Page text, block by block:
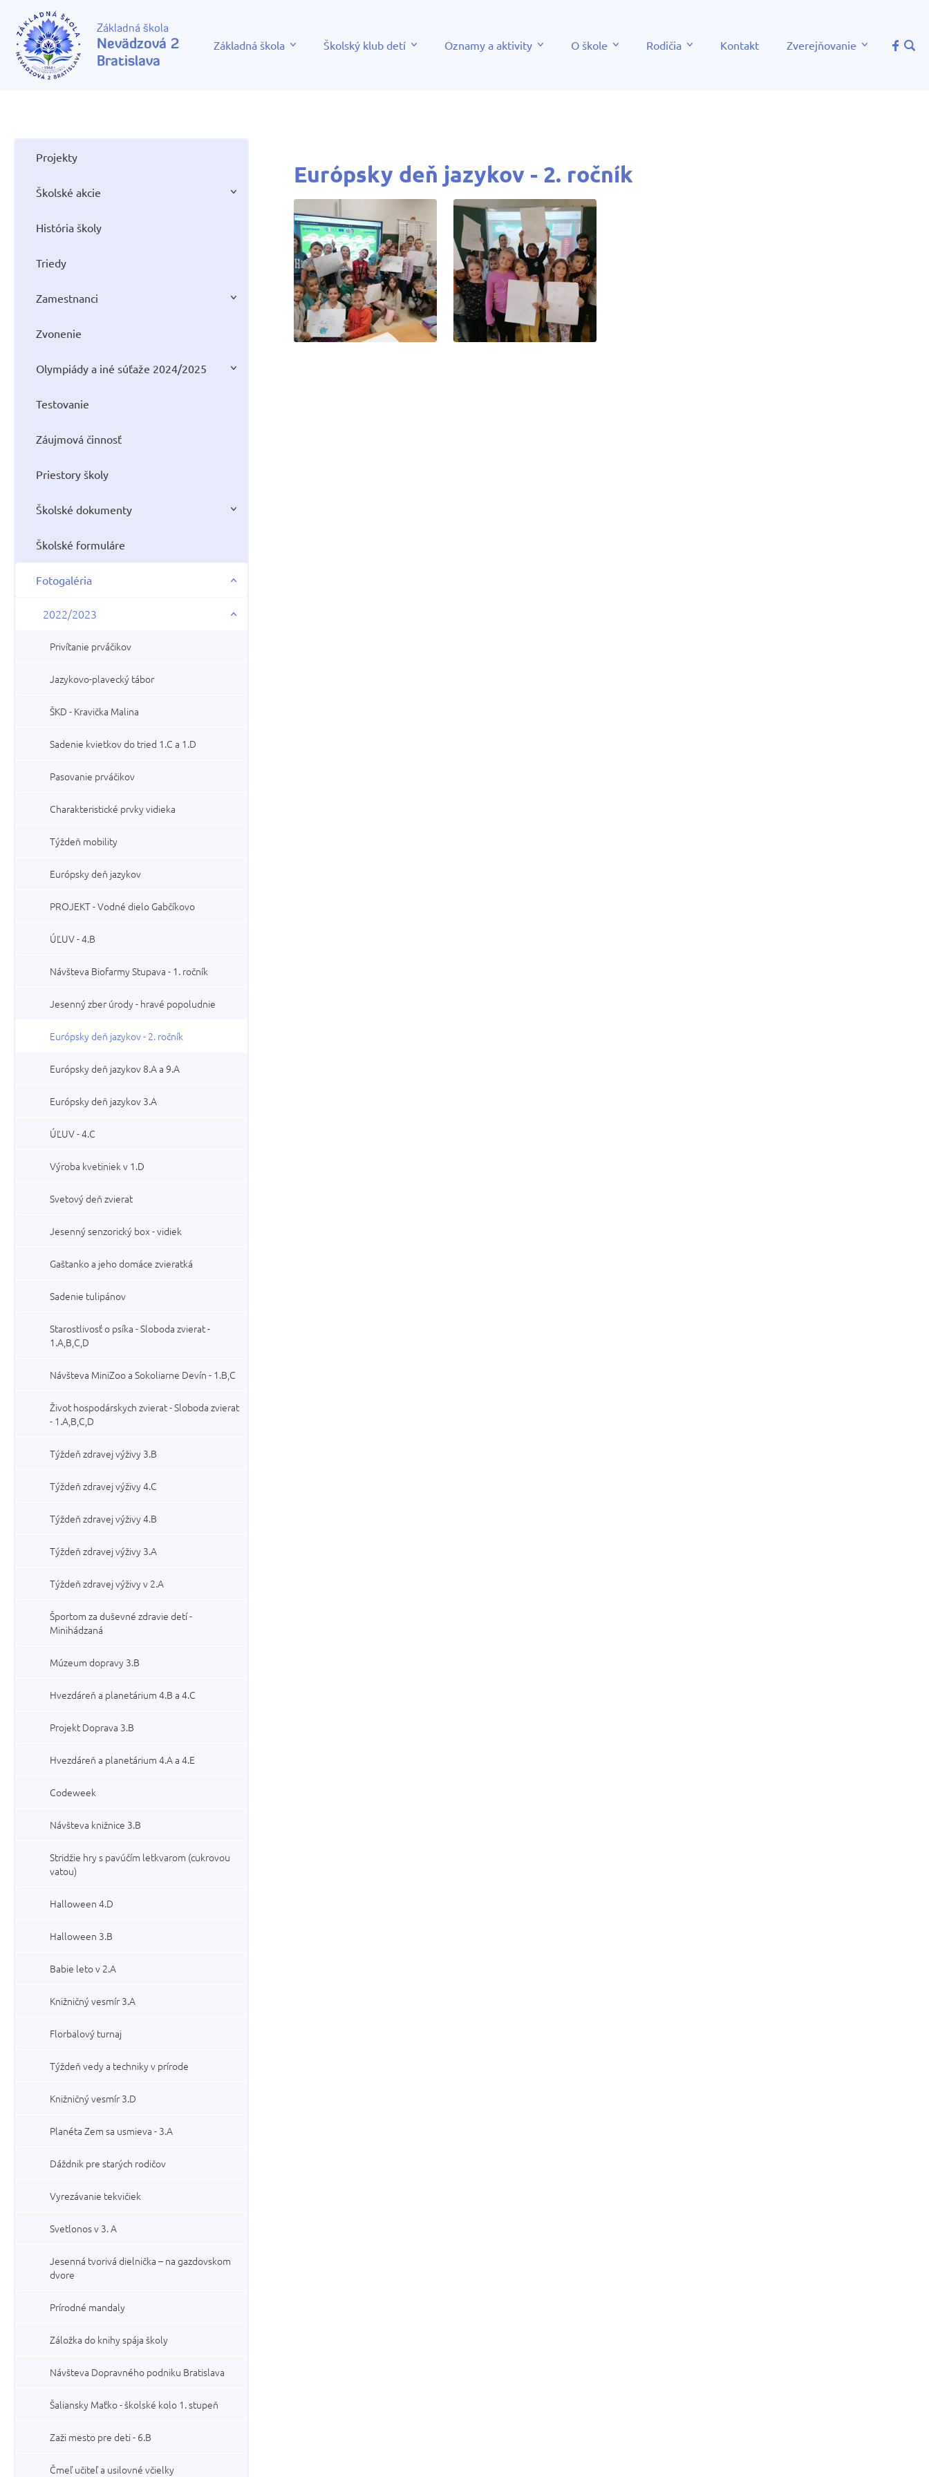
Základná škola
Nevädzová 2
Bratislava
Základná škola Školský klub detí Oznamy a aktivity O škole Rodičia Kontakt Zverejňovanie
Európsky deň jazykov - 2. ročník
Projekty
Školské akcie
História školy
Triedy
Zamestnanci
Zvonenie
Olympiády a iné súťaže 2024/2025
Testovanie
Záujmová činnosť
Priestory školy
Školské dokumenty
Školské formuláre
Fotogaléria
2022/2023
Privítanie prváčikov
Jazykovo-plavecký tábor
ŠKD - Kravička Malina
Sadenie kvietkov do tried 1.C a 1.D
Pasovanie prváčikov
Charakteristické prvky vidieka
Týždeň mobility
Európsky deň jazykov
PROJEKT - Vodné dielo Gabčíkovo
ÚĽUV - 4.B
Návšteva Biofarmy Stupava - 1. ročník
Jesenný zber úrody - hravé popoludnie
Európsky deň jazykov - 2. ročník
Európsky deň jazykov 8.A a 9.A
Európsky deň jazykov 3.A
ÚĽUV - 4.C
Výroba kvetiniek v 1.D
Svetový deň zvierat
Jesenný senzorický box - vidiek
Gaštanko a jeho domáce zvieratká
Sadenie tulipánov
Starostlivosť o psíka - Sloboda zvierat -
1.A,B,C,D
Návšteva MiniZoo a Sokoliarne Devín - 1.B,C
Život hospodárskych zvierat - Sloboda zvierat
- 1.A,B,C,D
Týždeň zdravej výživy 3.B
Týždeň zdravej výživy 4.C
Týždeň zdravej výživy 4.B
Týždeň zdravej výživy 3.A
Týždeň zdravej výživy v 2.A
Športom za duševné zdravie detí -
Minihádzaná
Múzeum dopravy 3.B
Hvezdáreň a planetárium 4.B a 4.C
Projekt Doprava 3.B
Hvezdáreň a planetárium 4.A a 4.E
Codeweek
Návšteva knižnice 3.B
Stridžie hry s pavúčím letkvarom (cukrovou
vatou)
Halloween 4.D
Halloween 3.B
Babie leto v 2.A
Knižničný vesmír 3.A
Florbalový turnaj
Týždeň vedy a techniky v prírode
Knižničný vesmír 3.D
Planéta Zem sa usmieva - 3.A
Dáždnik pre starých rodičov
Vyrezávanie tekvičiek
Svetlonos v 3. A
Jesenná tvorivá dielnička – na gazdovskom
dvore
Prírodné mandaly
Záložka do knihy spája školy
Návšteva Dopravného podniku Bratislava
Šaliansky Maťko - školské kolo 1. stupeň
Zaži mesto pre deti - 6.B
Čmeľ učiteľ a usilovné včielky